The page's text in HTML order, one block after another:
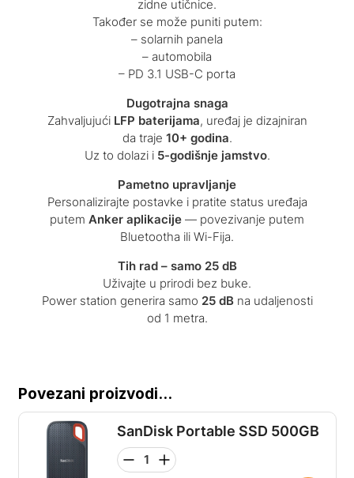
zidne utičnice.
Također se može puniti putem:
– solarnih panela
– automobila
– PD 3.1 USB-C porta
Dugotrajna snaga
Zahvaljujući LFP baterijama, uređaj je dizajniran
da traje 10+ godina.
Uz to dolazi i 5-godišnje jamstvo.
Pametno upravljanje
Personalizirajte postavke i pratite status uređaja
putem Anker aplikacije — povezivanje putem
Bluetootha ili Wi-Fija.
Tih rad – samo 25 dB
Uživajte u prirodi bez buke.
Power station generira samo 25 dBna udaljenosti
od 1 metra.
Povezani proizvodi...
SanDisk Portable SSD 500GB